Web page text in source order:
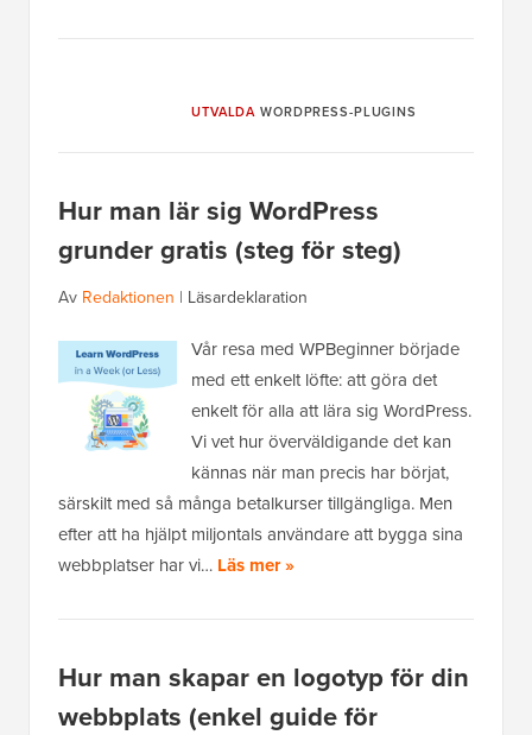
UTVALDA WORDPRESS-PLUGINS
Hur man lär sig WordPress
grunder gratis (steg för steg)
Av Redaktionen | Läsardeklaration
Vår resa med WPBeginner började
med ett enkelt löfte: att göra det
enkelt för alla att lära sig WordPress.
Vi vet hur överväldigande det kan
kännas när man precis har börjat,
särskilt med så många betalkurser tillgängliga. Men
efter att ha hjälpt miljontals användare att bygga sina
webbplatser har vi… Läs mer »
Hur man skapar en logotyp för din
webbplats (enkel guide för